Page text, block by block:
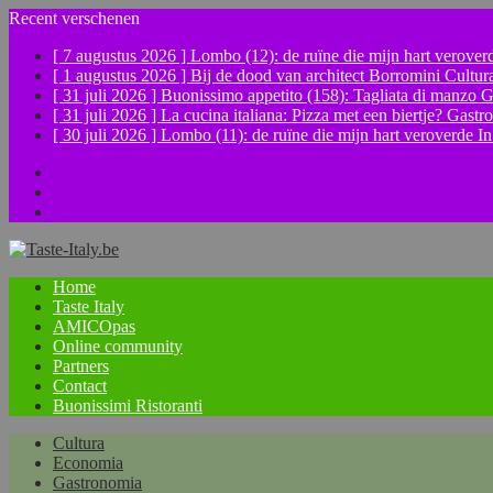
Recent verschenen
[ 7 augustus 2026 ] Lombo (12): de ruïne die mijn hart
[ 1 augustus 2026 ] Bij de dood van architect Borromini
[ 31 juli 2026 ] Buonissimo appetito (158): Tagliata di manzo
[ 31 juli 2026 ] La cucina italiana: Pizza met een biertje?
[ 30 juli 2026 ] Lombo (11): de ruïne die mijn hart veroverde
Home
Taste Italy
AMICOpas
Online community
Partners
Contact
Buonissimi Ristoranti
Cultura
Economia
Gastronomia